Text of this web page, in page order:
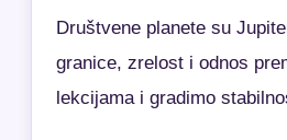
Društvene planete su
granice, zrelost i odnos
lekcijama i gradimo